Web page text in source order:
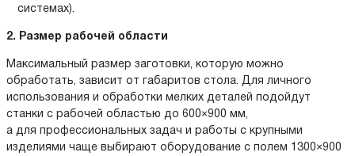
системах).
2. Размер рабочей области
Максимальный размер заготовки, которую можно
обработать, зависит от габаритов стола. Для личного
использования и обработки мелких деталей подойдут
станки с рабочей областью до 600×900 мм,
а для профессиональных задач и работы с крупными
изделиями чаще выбирают оборудование с полем 1300×900